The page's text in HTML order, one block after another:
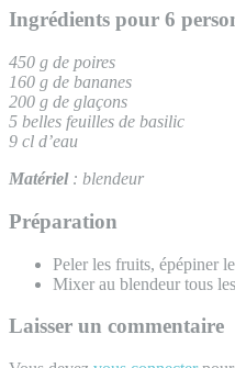
Ingrédients pour 6
450 g de poires
160 g de bana­nes
200 g de glaçons
5 belles feuilles de basilic
9 cl d’eau
Matériel : blendeur
Préparation
Peler les fruits, épépiner
Mixer au blendeur tous
Laisser un commentaire